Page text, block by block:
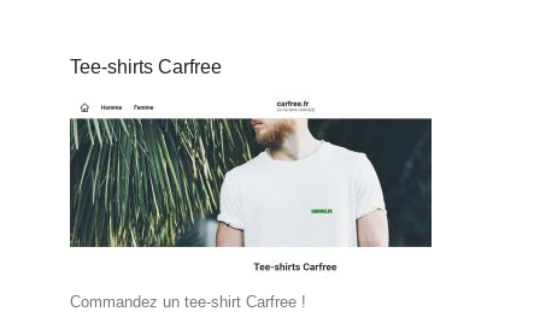
Tee-shirts Carfree
Commandez un tee-shirt Carfree !